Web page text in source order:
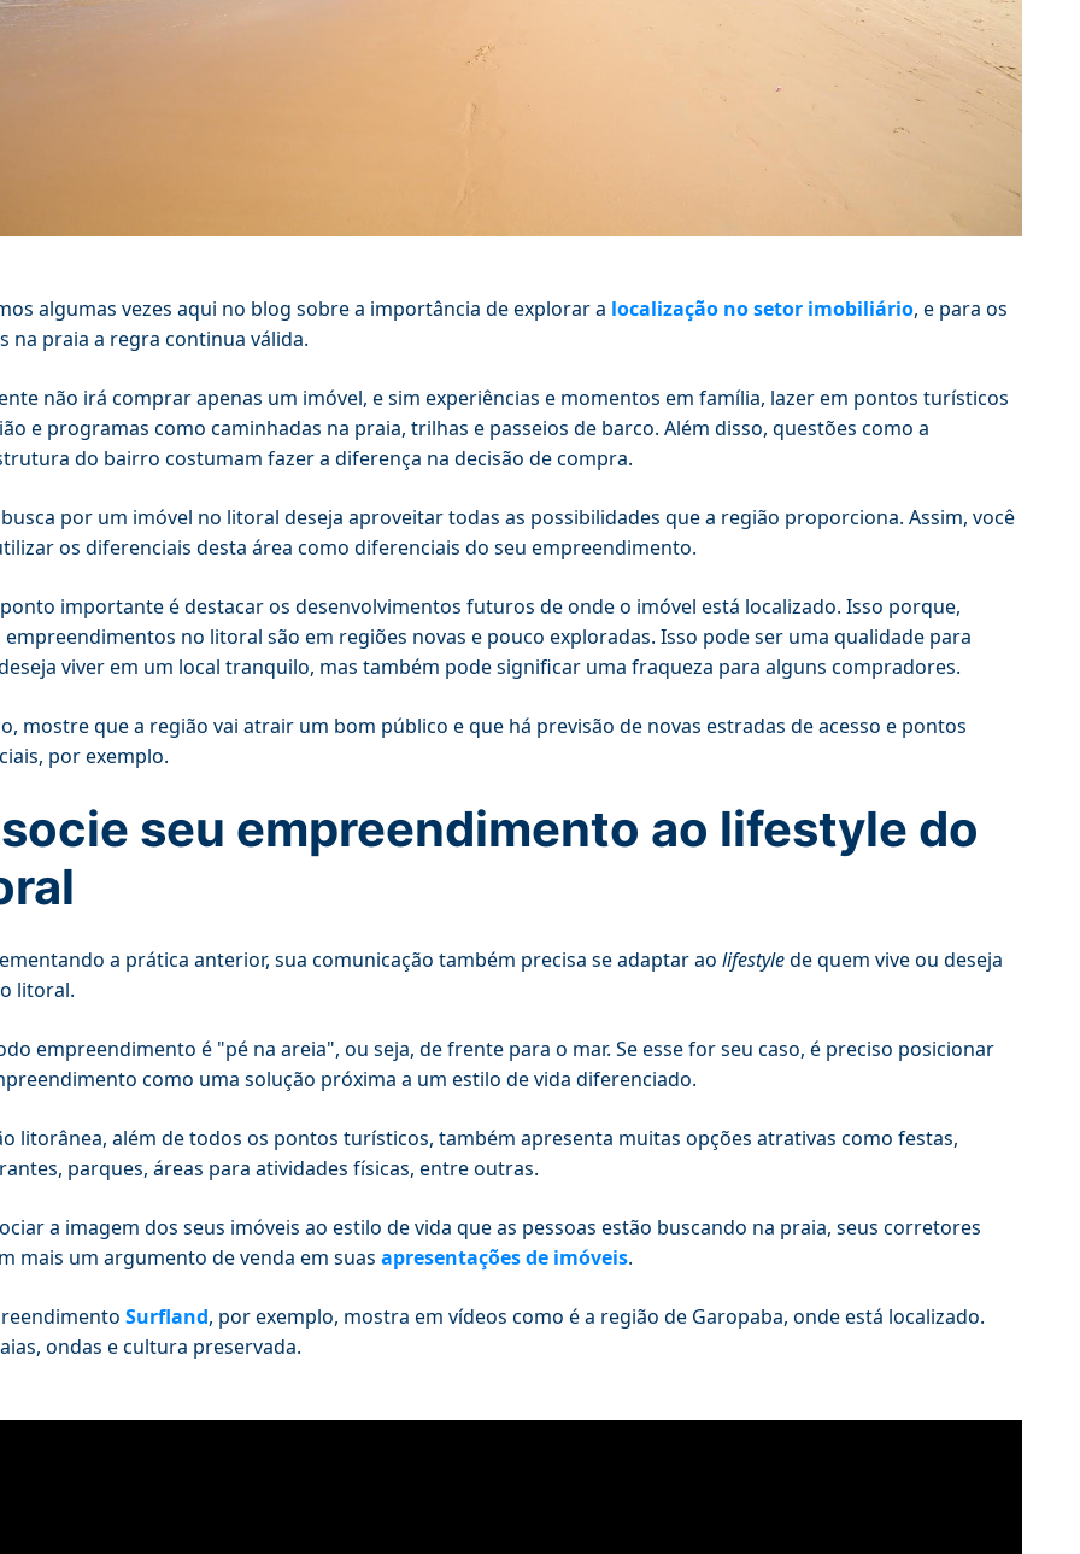
algumas vezes aqui no blog sobre a importância de explorar a localização no setor imobiliário, e para os
na praia a regra continua válida.
não irá comprar apenas um imóvel, e sim experiências e momentos em família, lazer em pontos turísticos
e programas como caminhadas na praia, trilhas e passeios de barco. Além disso, questões como a
do bairro costumam fazer a diferença na decisão de compra.
por um imóvel no litoral deseja aproveitar todas as possibilidades que a região proporciona. Assim, você
os diferenciais desta área como diferenciais do seu empreendimento.
importante é destacar os desenvolvimentos futuros de onde o imóvel está localizado. Isso porque,
empreendimentos no litoral são em regiões novas e pouco exploradas. Isso pode ser uma qualidade para
viver em um local tranquilo, mas também pode significar uma fraqueza para alguns compradores.
mostre que a região vai atrair um bom público e que há previsão de novas estradas de acesso e pontos
por exemplo.
seu empreendimento ao lifestyle do
a prática anterior, sua comunicação também precisa se adaptar ao lifestylede quem vive ou deseja
litoral.
empreendimento é "pé na areia", ou seja, de frente para o mar. Se esse for seu caso, é preciso posicionar
como uma solução próxima a um estilo de vida diferenciado.
litorânea, além de todos os pontos turísticos, também apresenta muitas opções atrativas como festas,
parques, áreas para atividades físicas, entre outras.
a imagem dos seus imóveis ao estilo de vida que as pessoas estão buscando na praia, seus corretores
mais um argumento de venda em suas apresentações de imóveis.
Surfland, por exemplo, mostra em vídeos como é a região de Garopaba, onde está localizado.
ondas e cultura preservada.